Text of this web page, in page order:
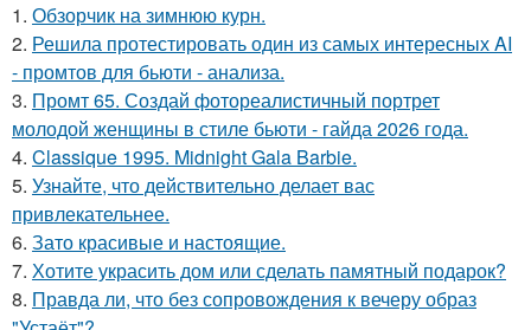
1. Обзорчик на зимнюю курн.
2. Решила протестировать один из самых интересных AI
- промтов для бьюти - анализа.
3. Промт 65. Создай фотореалистичный портрет
молодой женщины в стиле бьюти - гайда 2026 года.
4. Classique 1995. Midnight Gala Barbie.
5. Узнайте, что действительно делает вас
привлекательнее.
6. Зато красивые и настоящие.
7. Хотите украсить дом или сделать памятный подарок?
8. Правда ли, что без сопровождения к вечеру образ